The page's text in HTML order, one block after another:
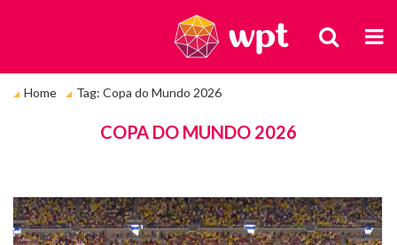
BUSCA
está
Home Tag: Copa do Mundo 2026
TAGS
COPA DO MUNDO 2026